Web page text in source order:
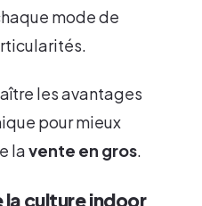
mode de
les avantages
pour mieux
lavente en gros.
culture indoor